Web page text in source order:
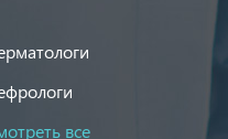
все